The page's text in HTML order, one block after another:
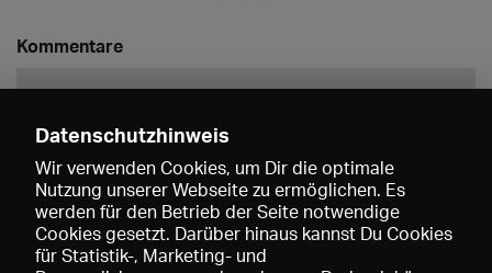
Kommentare
Speichern
Datenschutzhinweis
Wir verwenden Cookies, um Dir die optimale
Nutzung unserer Webseite zu ermöglichen. Es
werden für den Betrieb der Seite notwendige
Cookies gesetzt. Darüber hinaus kannst Du Cookies
für Statistik-, Marketing- und